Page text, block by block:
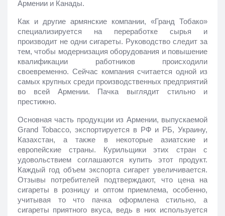
Армении и Канады.
Как и другие армянские компании, «Гранд Тобако»
специализируется на переработке сырья и
производит не одни сигареты. Руководство следит за
тем, чтобы модернизация оборудования и повышение
квалификации работников происходили
своевременно. Сейчас компания считается одной из
самых крупных среди производственных предприятий
во всей Армении. Пачка выглядит стильно и
престижно.
Основная часть продукции из Армении, выпускаемой
Grand Tobacco, экспортируется в РФ и РБ, Украину,
Казахстан, а также в некоторые азиатские и
европейские страны. Курильщики этих стран с
удовольствием соглашаются купить этот продукт.
Каждый год объем экспорта сигарет увеличивается.
Отзывы потребителей подтверждают, что цена на
сигареты в розницу и оптом приемлема, особенно,
учитывая то что пачка оформлена стильно, а
сигареты приятного вкуса, ведь в них используется